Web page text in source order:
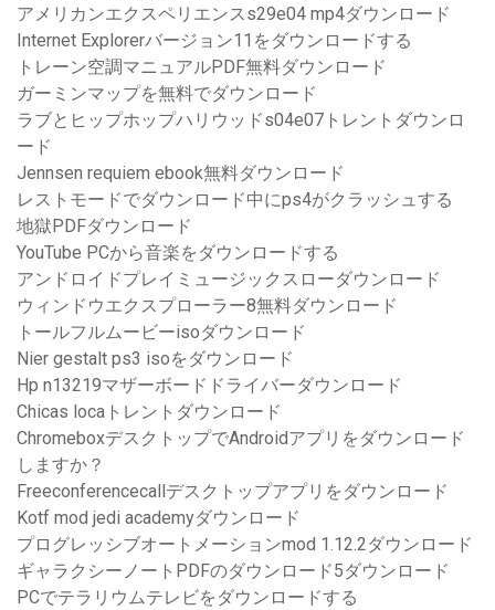
アメリカンエクスペリエンスs29e04 mp4ダウンロード
Internet Explorerバージョン11をダウンロードする
トレーン空調マニュアルPDF無料ダウンロード
ガーミンマップを無料でダウンロード
ラブとヒップホップハリウッドs04e07トレントダウンロ
ード
Jennsen requiem ebook無料ダウンロード
レストモードでダウンロード中にps4がクラッシュする
地獄PDFダウンロード
YouTube PCから音楽をダウンロードする
アンドロイドプレイミュージックスローダウンロード
ウィンドウエクスプローラー8無料ダウンロード
トールフルムービーisoダウンロード
Nier gestalt ps3 isoをダウンロード
Hp n13219マザーボードドライバーダウンロード
Chicas locaトレントダウンロード
ChromeboxデスクトップでAndroidアプリをダウンロード
しますか？
Freeconferencecallデスクトップアプリをダウンロード
Kotf mod jedi academyダウンロード
プログレッシブオートメーションmod 1.12.2ダウンロード
ギャラクシーノートPDFのダウンロード5ダウンロード
PCでテラリウムテレビをダウンロードする